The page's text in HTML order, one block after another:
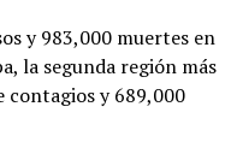
y 983,000 muertes en
la segunda región más
contagios y 689,000